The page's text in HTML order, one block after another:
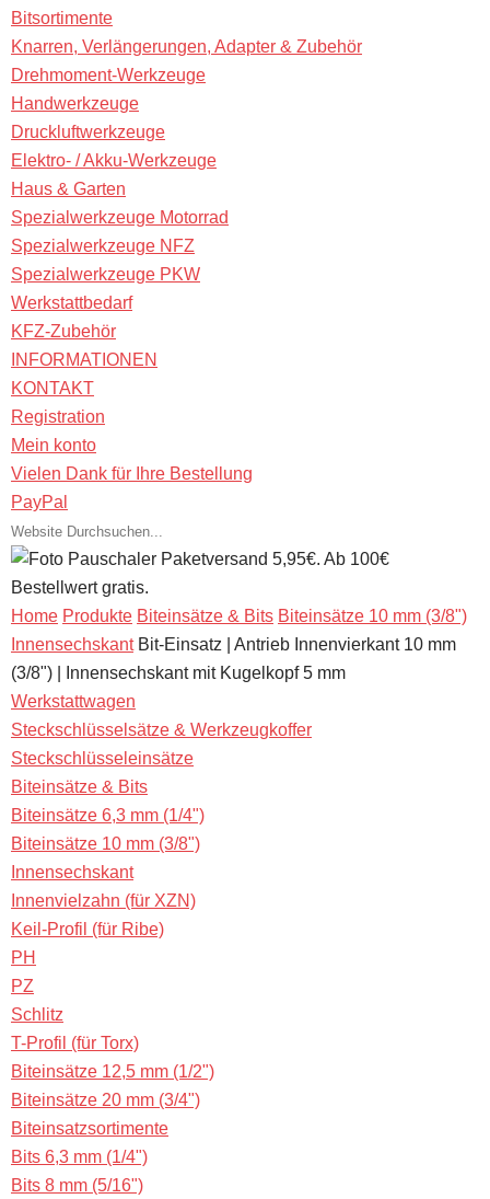
Bitsortimente
Knarren, Verlängerungen, Adapter & Zubehör
Drehmoment-Werkzeuge
Handwerkzeuge
Druckluftwerkzeuge
Elektro- / Akku-Werkzeuge
Haus & Garten
Spezialwerkzeuge Motorrad
Spezialwerkzeuge NFZ
Spezialwerkzeuge PKW
Werkstattbedarf
KFZ-Zubehör
INFORMATIONEN
KONTAKT
Registration
Mein konto
Vielen Dank für Ihre Bestellung
PayPal
Pauschaler Paketversand 5,95€. Ab 100€
Bestellwert gratis.
Home Produkte Biteinsätze & Bits Biteinsätze 10 mm (3/8")
Innensechskant Bit-Einsatz | Antrieb Innenvierkant 10 mm
(3/8") | Innensechskant mit Kugelkopf 5 mm
Werkstattwagen
Steckschlüsselsätze & Werkzeugkoffer
Steckschlüsseleinsätze
Biteinsätze & Bits
Biteinsätze 6,3 mm (1/4")
Biteinsätze 10 mm (3/8")
Innensechskant
Innenvielzahn (für XZN)
Keil-Profil (für Ribe)
PH
PZ
Schlitz
T-Profil (für Torx)
Biteinsätze 12,5 mm (1/2")
Biteinsätze 20 mm (3/4")
Biteinsatzsortimente
Bits 6,3 mm (1/4")
Bits 8 mm (5/16")